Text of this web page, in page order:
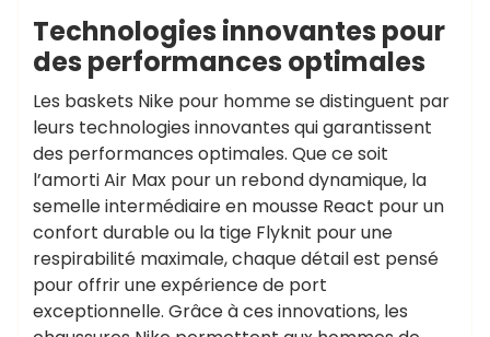
Technologies innovantes pour
des performances optimales
Les baskets Nike pour homme se distinguent par
leurs technologies innovantes qui garantissent
des performances optimales. Que ce soit
l’amorti Air Max pour un rebond dynamique, la
semelle intermédiaire en mousse React pour un
confort durable ou la tige Flyknit pour une
respirabilité maximale, chaque détail est pensé
pour offrir une expérience de port
exceptionnelle. Grâce à ces innovations, les